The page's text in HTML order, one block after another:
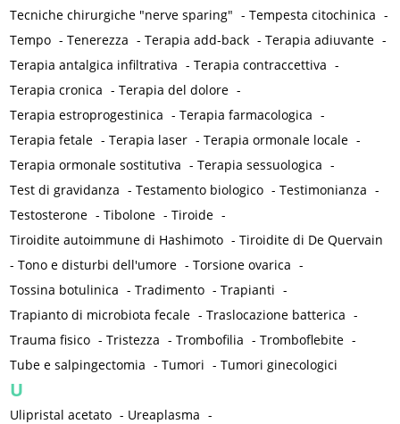
Tecniche chirurgiche "nerve sparing" -Tempesta citochinica -
Tempo -Tenerezza -Terapia add-back -Terapia adiuvante -
Terapia antalgica infiltrativa -Terapia contraccettiva -
Terapia cronica -Terapia del dolore -
Terapia estroprogestinica -Terapia farmacologica -
Terapia fetale -Terapia laser -Terapia ormonale locale -
Terapia ormonale sostitutiva -Terapia sessuologica -
Test di gravidanza -Testamento biologico -Testimonianza -
Testosterone -Tibolone -Tiroide -
Tiroidite autoimmune di Hashimoto -Tiroidite di De Quervain
-Tono e disturbi dell'umore -Torsione ovarica -
Tossina botulinica -Tradimento -Trapianti -
Trapianto di microbiota fecale -Traslocazione batterica -
Trauma fisico -Tristezza -Trombofilia -Tromboflebite -
Tube e salpingectomia -Tumori -Tumori ginecologici
U
Ulipristal acetato - Ureaplasma -